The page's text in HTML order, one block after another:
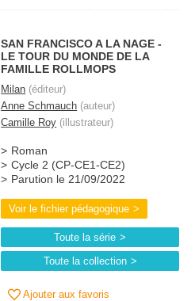
SAN FRANCISCO A LA NAGE -
LE TOUR DU MONDE DE LA
FAMILLE ROLLMOPS
Milan (éditeur)
Anne Schmauch (auteur)
Camille Roy (illustrateur)
Roman
Cycle 2 (CP-CE1-CE2)
Parution le 21/09/2022
Voir le fichier pédagogique
Toute la série
Toute la collection
Ajouter aux favoris